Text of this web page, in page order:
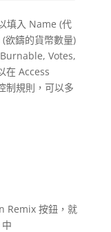
填入 Name (代
欲鑄的貨幣數量)
Votes,
在 Access
制規則，可以多
Remix 按鈕，就
中